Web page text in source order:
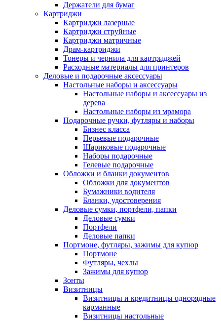
Держатели для бумаг
Картриджи
Картриджи лазерные
Картриджи струйные
Картриджи матричные
Драм-картриджи
Тонеры и чернила для картриджей
Расходные материалы для принтеров
Деловые и подарочные аксессуары
Настольные наборы и аксессуары
Настольные наборы и аксессуары из
дерева
Настольные наборы из мрамора
Подарочные ручки, футляры и наборы
Бизнес класса
Перьевые подарочные
Шариковые подарочные
Наборы подарочные
Гелевые подарочные
Обложки и бланки документов
Обложки для документов
Бумажники водителя
Бланки, удостоверения
Деловые сумки, портфели, папки
Деловые сумки
Портфели
Деловые папки
Портмоне, футляры, зажимы для купюр
Портмоне
Футляры, чехлы
Зажимы для купюр
Зонты
Визитницы
Визитницы и кредитницы однорядные
карманные
Визитницы настольные